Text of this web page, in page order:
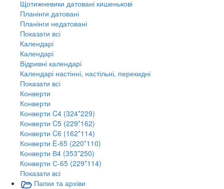
Щотижневики датовані кишенькові
Планінги датовані
Планінги недатовані
Показати всі
Календарі
Календарі
Відривні календарі
Календарі настінні, настільні, перекидні
Показати всі
Конверти
Конверти
Конверти C4 (324*229)
Конверти C5 (229*162)
Конверти C6 (162*114)
Конверти E-65 (220*110)
Конверти В4 (353*250)
Конверти С-65 (229*114)
Показати всі
Папки та архіви